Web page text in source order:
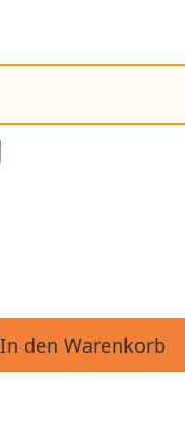
In den Warenkorb